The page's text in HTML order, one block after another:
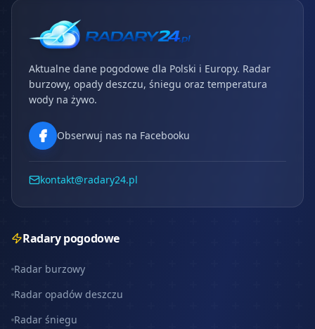
Aktualne dane pogodowe dla Polski i Europy. Radar
burzowy, opady deszczu, śniegu oraz temperatura
wody na żywo.
Obserwuj nas na Facebooku
kontakt@radary24.pl
Radary pogodowe
Radar burzowy
Radar opadów deszczu
Radar śniegu